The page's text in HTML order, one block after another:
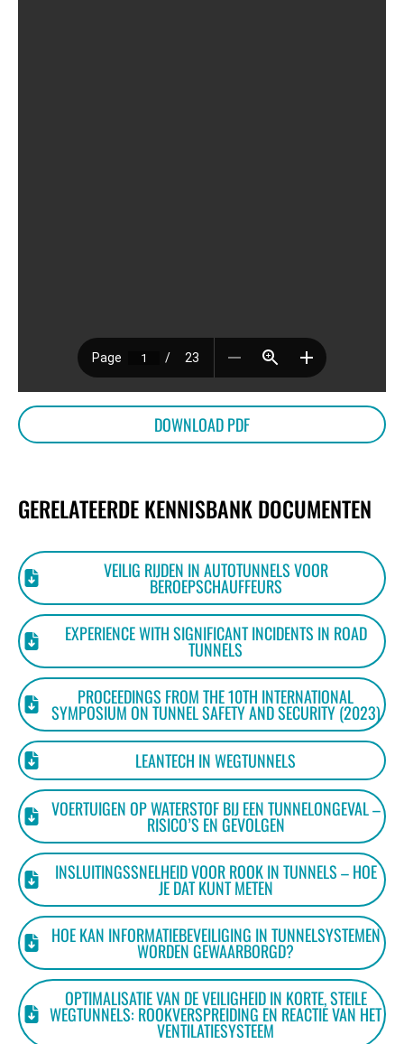
DOWNLOAD PDF
GERELATEERDE KENNISBANK DOCUMENTEN
VEILIG RIJDEN IN AUTOTUNNELS VOOR
BEROEPSCHAUFFEURS
EXPERIENCE WITH SIGNIFICANT INCIDENTS IN ROAD
TUNNELS
PROCEEDINGS FROM THE 10TH INTERNATIONAL
SYMPOSIUM ON TUNNEL SAFETY AND SECURITY (2023)
LEANTECH IN WEGTUNNELS
VOERTUIGEN OP WATERSTOF BIJ EEN TUNNELONGEVAL –
RISICO’S EN GEVOLGEN
INSLUITINGSSNELHEID VOOR ROOK IN TUNNELS – HOE
JE DAT KUNT METEN
HOE KAN INFORMATIEBEVEILIGING IN TUNNELSYSTEMEN
WORDEN GEWAARBORGD?
OPTIMALISATIE VAN DE VEILIGHEID IN KORTE, STEILE
WEGTUNNELS: ROOKVERSPREIDING EN REACTIE VAN HET
VENTILATIESYSTEEM